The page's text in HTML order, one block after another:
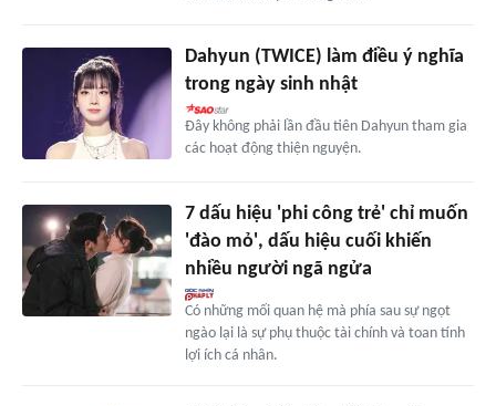
Dahyun (TWICE) làm điều ý nghĩa
trong ngày sinh nhật
Đây không phải lần đầu tiên Dahyun tham gia
các hoạt động thiện nguyện.
7 dấu hiệu 'phi công trẻ' chỉ muốn
'đào mỏ', dấu hiệu cuối khiến
nhiều người ngã ngửa
Có những mối quan hệ mà phía sau sự ngọt
ngào lại là sự phụ thuộc tài chính và toan tính
lợi ích cá nhân.